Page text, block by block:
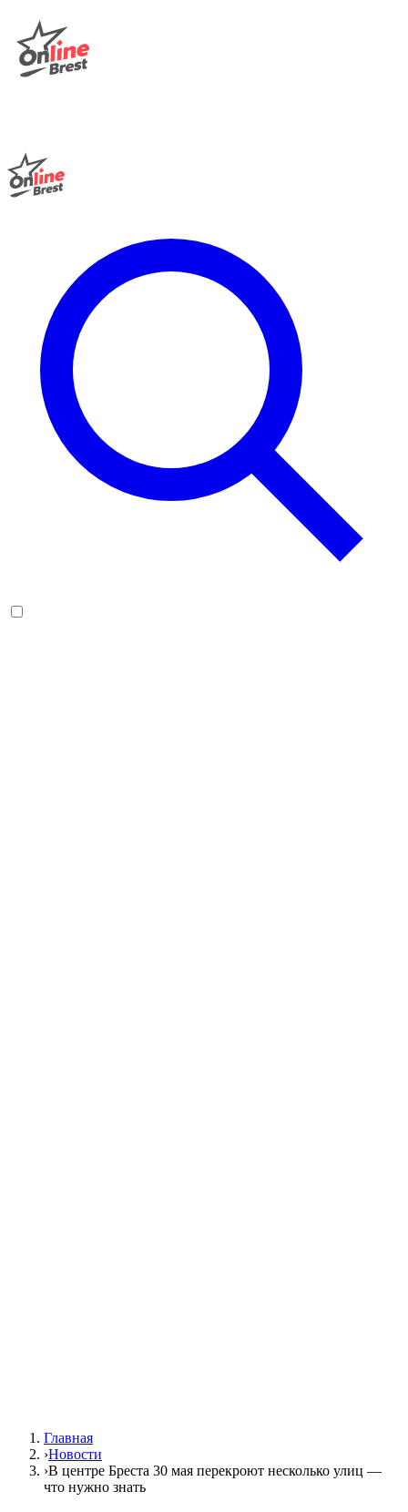
Главная
›Новости
›В центре Бреста 30 мая перекроют несколько улиц —
что нужно знать